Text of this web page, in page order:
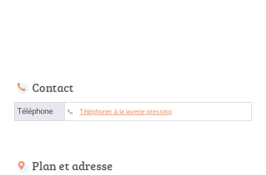
Contact
Téléphone Téléphoner à la laverie pressing
Plan et adresse